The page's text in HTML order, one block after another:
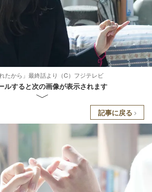
たから」最終話より（C）フジテレビ
ルすると次の画像が表示されます
記事に戻る